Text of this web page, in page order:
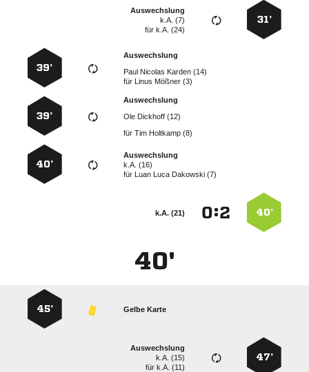
31’
Auswechslung
k.A. (7)
fürk.A. (24)
Auswechslung
   
für   
39’
Auswechslung
  
für  
39’
Auswechslung
k.A. (16)
für    
40’
40’
:
k.A. (21)
40'
Gelbe Karte
45’
47’
Auswechslung
k.A. (15)
fürk.A. (11)